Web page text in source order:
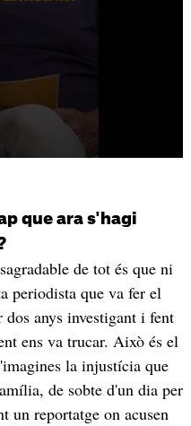
que ara s'hagi
de tot és que ni
periodista que va fer el
anys investigant i fent
ens va trucar. Això és el
la injustícia que
de sobte d'un dia per
un reportatge on acusen